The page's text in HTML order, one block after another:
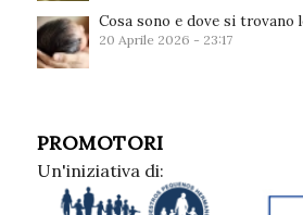
Cosa sono e dove si trovano
20 Aprile 2026 - 23:17
PROMOTORI
Un'iniziativa di: